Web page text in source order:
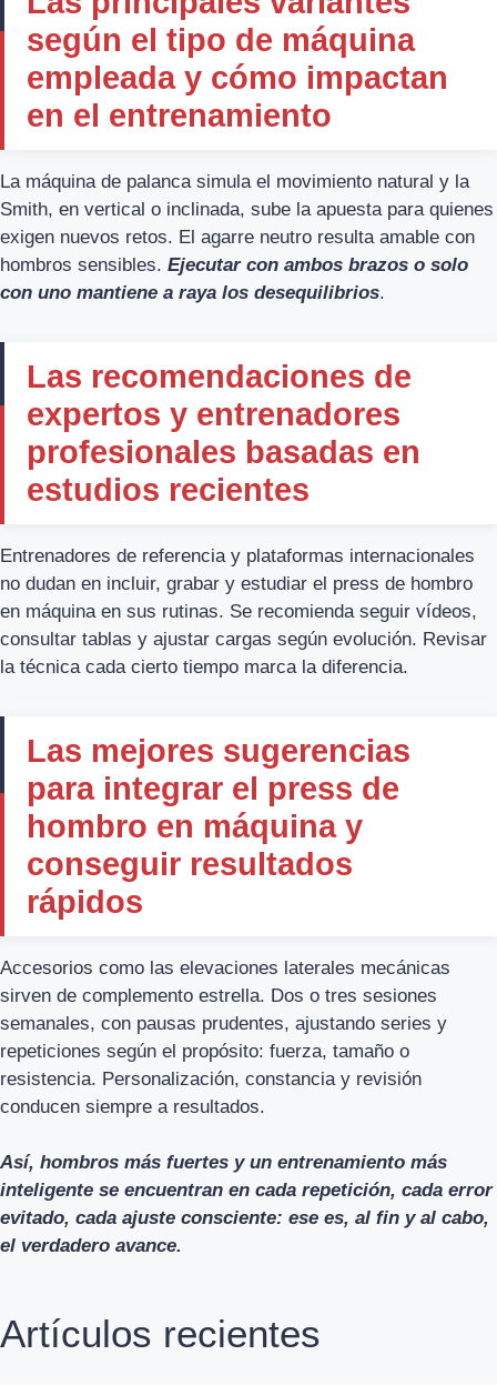
según el tipo de máquina
empleada y cómo impactan
en el entrenamiento
La máquina de palanca simula el movimiento natural y la
Smith, en vertical o inclinada, sube la apuesta para quienes
exigen nuevos retos. El agarre neutro resulta amable con
hombros sensibles. Ejecutar con ambos brazos o solo
con uno mantiene a raya los desequilibrios.
Las recomendaciones de
expertos y entrenadores
profesionales basadas en
estudios recientes
Entrenadores de referencia y plataformas internacionales
no dudan en incluir, grabar y estudiar el press de hombro
en máquina en sus rutinas. Se recomienda seguir vídeos,
consultar tablas y ajustar cargas según evolución. Revisar
la técnica cada cierto tiempo marca la diferencia.
Las mejores sugerencias
para integrar el press de
hombro en máquina y
conseguir resultados
rápidos
Accesorios como las elevaciones laterales mecánicas
sirven de complemento estrella. Dos o tres sesiones
semanales, con pausas prudentes, ajustando series y
repeticiones según el propósito: fuerza, tamaño o
resistencia. Personalización, constancia y revisión
conducen siempre a resultados.
Así, hombros más fuertes y un entrenamiento más
inteligente se encuentran en cada repetición, cada error
evitado, cada ajuste consciente: ese es, al fin y al cabo,
el verdadero avance.
Artículos recientes